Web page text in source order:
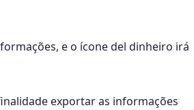
e o ícone del dinheiro irá
exportar as informações